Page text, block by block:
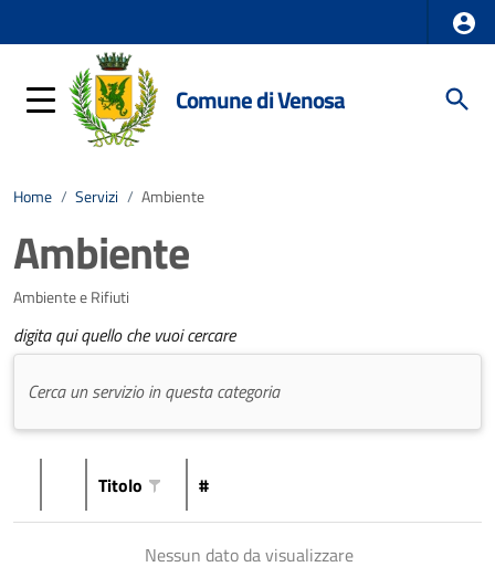
Comune di Venosa
Home / Servizi / Ambiente
Ambiente
Ambiente e Rifiuti
digita qui quello che vuoi cercare
Titolo #
Nessun dato da visualizzare